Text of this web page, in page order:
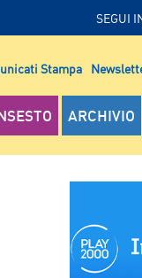
SEGUI
Stampa
ARCHIVIO